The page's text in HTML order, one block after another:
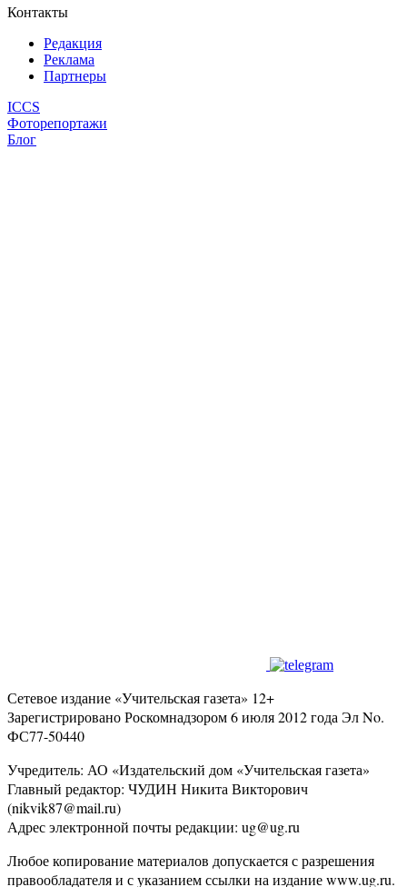
Контакты
Редакция
Реклама
Партнеры
ICCS
Фоторепортажи
Блог
Сетевое издание «Учительская газета» 12+
Зарегистрировано Роскомнадзором 6 июля 2012 года Эл No.
ФС77-50440
Учредитель: АО «Издательский дом «Учительская газета»
Главный редактор: ЧУДИН Никита Викторович
(nikvik87@mail.ru)
Адрес электронной почты редакции: ug@ug.ru
Любое копирование материалов допускается с разрешения
правообладателя и с указанием ссылки на издание www.ug.ru.